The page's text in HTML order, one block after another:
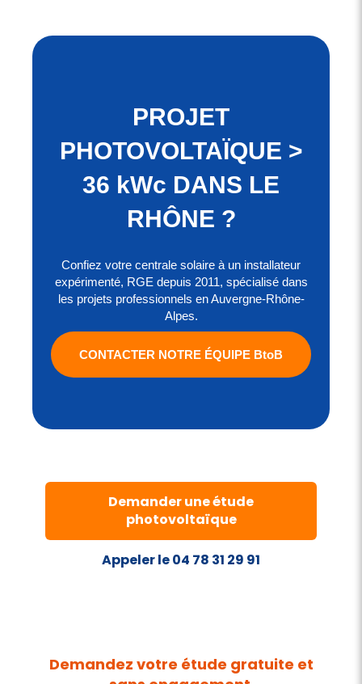
PROJET
PHOTOVOLTAÏQUE >
36 kWc DANS LE
RHÔNE ?
Confiez votre centrale solaire à un installateur
expérimenté, RGE depuis 2011, spécialisé dans
les projets professionnels en Auvergne-Rhône-
Alpes.
CONTACTER NOTRE ÉQUIPE BtoB
Demander une étude
photovoltaïque
Appeler le 04 78 31 29 91
Demandez votre étude gratuite et